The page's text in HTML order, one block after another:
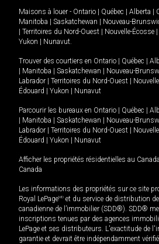
Maisons à louer - Ontario Québec Alberta
Manitoba
Saskatchewan Nouveau-
Territoires du Nord-Ouest Nouvelle-Écosse
Yukon
Nunavut.
Trouver des courtiers en Ontario Québec
Manitoba Saskatchewan Nouveau-
Labrador
Territoires du Nord-Ouest
Édouard
Yukon Nunavut
Parcourir les bureaux en Ontario Québec
Manitoba Saskatchewan Nouveau-
Labrador
Territoires du Nord-Ouest
Édouard
Yukon Nunavut
Afficher les propriétés résidentielles au Canada
Canada
Les informations des propriétés sur ce site
Royal LePageMD et du service de distribution
canadienne de l’immobilier (SDD®). SDD®
inscriptions tenues par des agences
LePage et ses distributeurs. L'exactitude de
garantie et devrait être indépendamment